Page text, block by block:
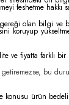
feshetme hakkı
olan bilgi ve
ve fiyatta farklı
bu
ürün